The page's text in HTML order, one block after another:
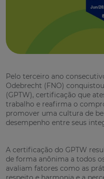
Pelo terceiro ano
Odebrecht (FNO)
(GPTW), certificação que
trabalho e reafirma o
promover uma cultura de
desempenho entre seus
A certificação do GPTW
de forma anônima a todos
avaliam fatores como as